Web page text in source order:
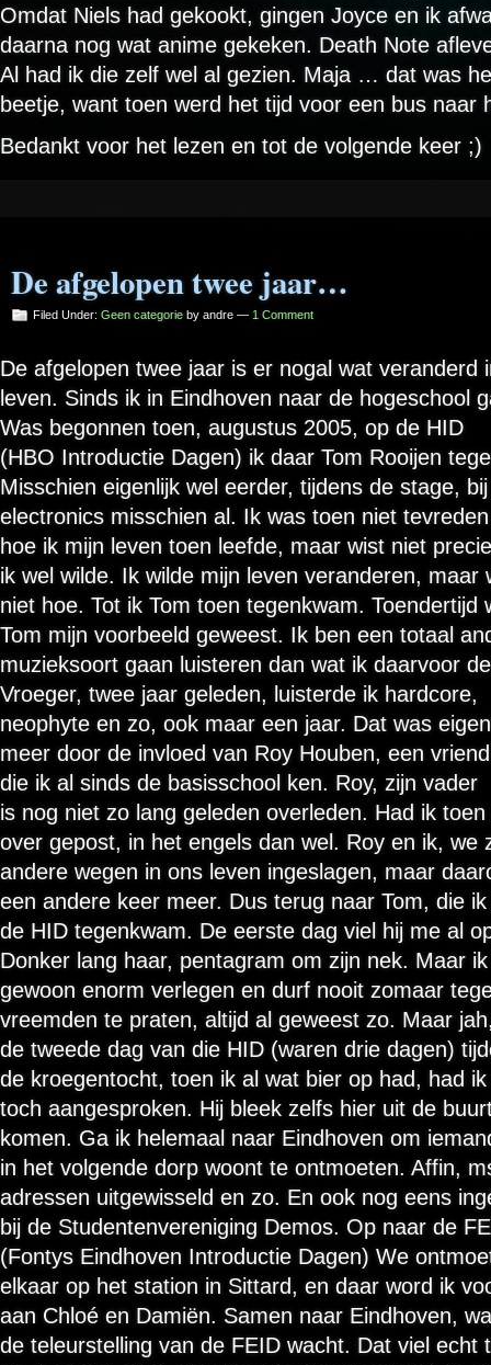
Omdat Niels had gekookt, gingen Joyce en ik
daarna nog wat anime gekeken. Death Note
Al had ik die zelf wel al gezien. Maja … dat was
beetje, want toen werd het tijd voor een bus naar
Bedankt voor het lezen en tot de volgende keer ;)
De afgelopen twee jaar…
Filed Under: Geen categorie by andre — 1 Comment
De afgelopen twee jaar is er nogal wat veranderd
leven. Sinds ik in Eindhoven naar de hogeschool
Was begonnen toen, augustus 2005, op de HID
(HBO Introductie Dagen) ik daar Tom Rooijen
Misschien eigenlijk wel eerder, tijdens de stage,
electronics misschien al. Ik was toen niet
hoe ik mijn leven toen leefde, maar wist niet
ik wel wilde. Ik wilde mijn leven veranderen, maar
niet hoe. Tot ik Tom toen tegenkwam. Toendertijd
Tom mijn voorbeeld geweest. Ik ben een totaal
muzieksoort gaan luisteren dan wat ik daarvoor
Vroeger, twee jaar geleden, luisterde ik hardcore,
neophyte en zo, ook maar een jaar. Dat was
meer door de invloed van Roy Houben, een vriend
die ik al sinds de basisschool ken. Roy, zijn vader
is nog niet zo lang geleden overleden. Had ik toen
over gepost, in het engels dan wel. Roy en ik, we
andere wegen in ons leven ingeslagen, maar
een andere keer meer. Dus terug naar Tom, die
de HID tegenkwam. De eerste dag viel hij me al
Donker lang haar, pentagram om zijn nek. Maar
gewoon enorm verlegen en durf nooit zomaar
vreemden te praten, altijd al geweest zo. Maar
de tweede dag van die HID (waren drie dagen)
de kroegentocht, toen ik al wat bier op had, had ik
toch aangesproken. Hij bleek zelfs hier uit de
komen. Ga ik helemaal naar Eindhoven om
in het volgende dorp woont te ontmoeten. Affin,
adressen uitgewisseld en zo. En ook nog eens
bij de Studentenvereniging Demos. Op naar de
(Fontys Eindhoven Introductie Dagen) We
elkaar op het station in Sittard, en daar word ik
aan Chloé en Damiën. Samen naar Eindhoven,
de teleurstelling van de FEID wacht. Dat viel echt